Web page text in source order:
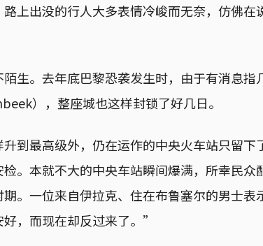
上出没的行人大多表情冷峻而无奈，仿佛
生。去年底巴黎恐袭发生时，由于有消息指
），整座城也这样封锁了好几日。
到最高级外，仍在运作的中央火车站只留下
。本就不大的中央车站瞬间爆满，所幸民众
。一位来自伊拉克、住在布鲁塞尔的男士
，而现在却反过来了。”